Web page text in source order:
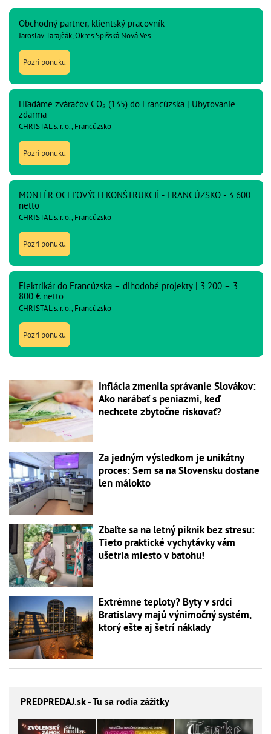
Obchodný partner, klientský pracovník
Jaroslav Tarajčák, Okres Spišská Nová Ves
Pozri ponuku
Hľadáme zváračov CO₂ (135) do Francúzska | Ubytovanie
zdarma
CHRISTAL s. r. o., Francúzsko
Pozri ponuku
MONTÉR OCEĽOVÝCH KONŠTRUKCIÍ - FRANCÚZSKO - 3 600
netto
CHRISTAL s. r. o., Francúzsko
Pozri ponuku
Elektrikár do Francúzska – dlhodobé projekty | 3 200 – 3
800 € netto
CHRISTAL s. r. o., Francúzsko
Pozri ponuku
Inflácia zmenila správanie Slovákov:
Ako narábať s peniazmi, keď
nechcete zbytočne riskovať?
Za jedným výsledkom je unikátny
proces: Sem sa na Slovensku dostane
len málokto
Zbaľte sa na letný piknik bez stresu:
Tieto praktické vychytávky vám
ušetria miesto v batohu!
Extrémne teploty? Byty v srdci
Bratislavy majú výnimočný systém,
ktorý ešte aj šetrí náklady
PREDPREDAJ.sk - Tu sa rodia zážitky